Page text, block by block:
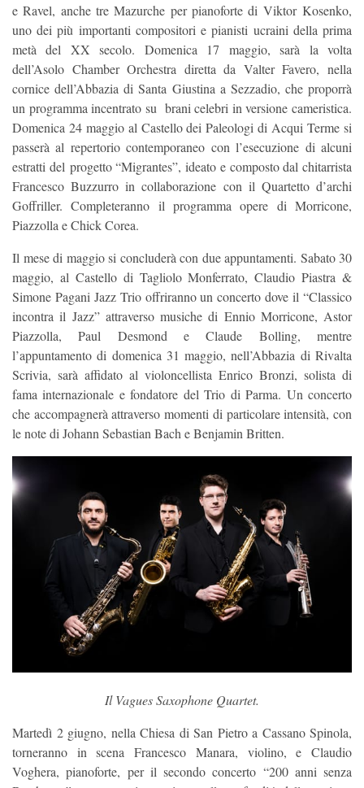
e Ravel, anche tre Mazurche per pianoforte di Viktor Kosenko,
uno dei più importanti compositori e pianisti ucraini della prima
metà del XX secolo. Domenica 17 maggio, sarà la volta
dell’Asolo Chamber Orchestra diretta da Valter Favero, nella
cornice dell’Abbazia di Santa Giustina a Sezzadio, che proporrà
un programma incentrato su brani celebri in versione cameristica.
Domenica 24 maggio al Castello dei Paleologi di Acqui Terme si
passerà al repertorio contemporaneo con l’esecuzione di alcuni
estratti del progetto “Migrantes”, ideato e composto dal chitarrista
Francesco Buzzurro in collaborazione con il Quartetto d’archi
Goffriller. Completeranno il programma opere di Morricone,
Piazzolla e Chick Corea.
Il mese di maggio si concluderà con due appuntamenti. Sabato 30
maggio, al Castello di Tagliolo Monferrato, Claudio Piastra &
Simone Pagani Jazz Trio offriranno un concerto dove il “Classico
incontra il Jazz” attraverso musiche di Ennio Morricone, Astor
Piazzolla, Paul Desmond e Claude Bolling, mentre
l’appuntamento di domenica 31 maggio, nell’Abbazia di Rivalta
Scrivia, sarà affidato al violoncellista Enrico Bronzi, solista di
fama internazionale e fondatore del Trio di Parma. Un concerto
che accompagnerà attraverso momenti di particolare intensità, con
le note di Johann Sebastian Bach e Benjamin Britten.
Il Vagues Saxophone Quartet.
Martedì 2 giugno, nella Chiesa di San Pietro a Cassano Spinola,
torneranno in scena Francesco Manara, violino, e Claudio
Voghera, pianoforte, per il secondo concerto “200 anni senza